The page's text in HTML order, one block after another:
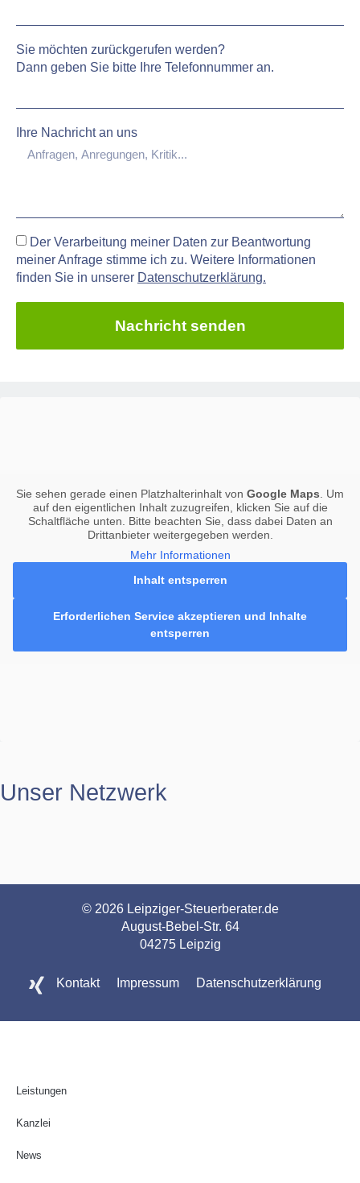
Sie möchten zurückgerufen werden?
Dann geben Sie bitte Ihre Telefonnummer an.
Ihre Nachricht an uns
Der Verarbeitung meiner Daten zur Beantwortung
meiner Anfrage stimme ich zu. Weitere Informationen
finden Sie in unserer Datenschutzerklärung.
Nachricht senden
Sie sehen gerade einen Platzhalterinhalt von Google Maps . Um
auf den eigentlichen Inhalt zuzugreifen, klicken Sie auf die
Schaltfläche unten. Bitte beachten Sie, dass dabei Daten an
Drittanbieter weitergegeben werden.
Mehr Informationen
Inhalt entsperren
Erforderlichen Service akzeptieren und Inhalte
entsperren
Unser Netzwerk
© 2026 Leipziger-Steuerberater.de
August-Bebel-Str. 64
04275 Leipzig
Kontakt Impressum Datenschutzerklärung
Leistungen
Kanzlei
News